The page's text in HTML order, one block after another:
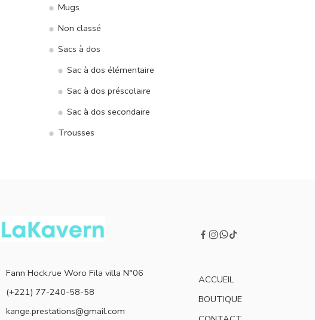
Mugs
Non classé
Sacs à dos
Sac à dos élémentaire
Sac à dos préscolaire
Sac à dos secondaire
Trousses
Fann Hock,rue Woro Fila villa N°06
(+221) 77-240-58-58
kange.prestations@gmail.com
ACCUEIL
BOUTIQUE